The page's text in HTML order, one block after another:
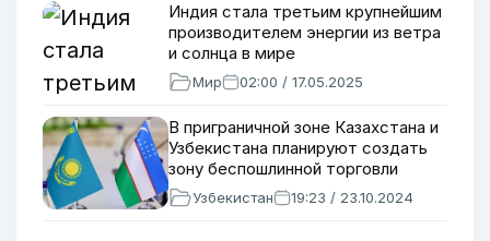
Индия стала третьим крупнейшим
производителем энергии из ветра
и солнца в мире
Мир 02:00 / 17.05.2025
В приграничной зоне Казахстана и
Узбекистана планируют создать
зону беспошлинной торговли
Узбекистан 19:23 / 23.10.2024